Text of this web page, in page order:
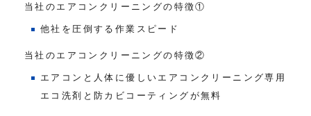
当社のエアコンクリーニングの特徴①
他社を圧倒する作業スピード
当社のエアコンクリーニングの特徴②
エアコンと人体に優しいエアコンクリーニング専用
エコ洗剤と防カビコーティングが無料